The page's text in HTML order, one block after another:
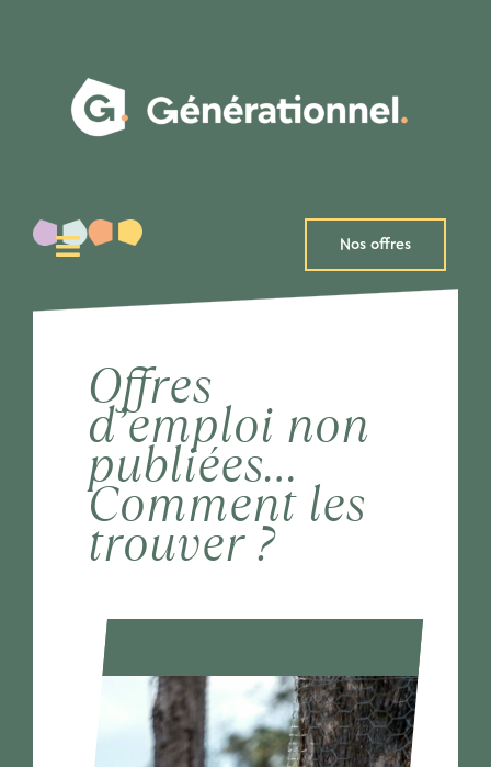
Toggle
Nos offres
Offres
d’emploi non
publiées…
Comment les
trouver ?